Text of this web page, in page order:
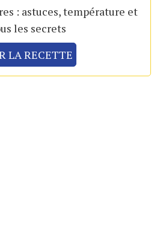
: astuces, température et
les secrets
LA RECETTE